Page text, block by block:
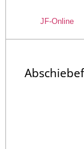
JF-Online